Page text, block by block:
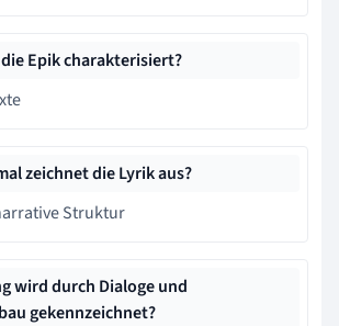
Epik charakterisiert?
zeichnet die Lyrik aus?
Struktur
wird durch Dialoge und
gekennzeichnet?